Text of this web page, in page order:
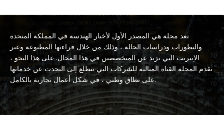
تعد مجلة هي المصدر الأول لأخبار الهندسة في المملكة المتحدة
والتطورات ودراسات الحالة ، وذلك من خلال قراءتها المطبوعة وعبر
الإنترنت التي تزيد عن المتخصصين في هذا المجال. على هذا النحو ،
تقدم المجلة القناة المثالية للشركات التي تتطلع إلى التحدث عن خدماتها
على نطاق وطني ، في شكل أعمال تجارية بالكامل.